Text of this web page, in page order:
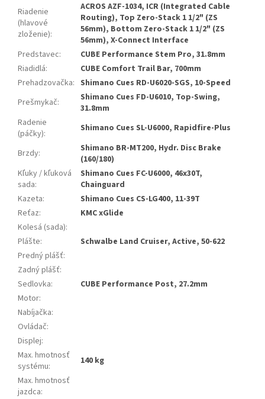
Riadenie
(hlavové
zloženie):
ACROS AZF-1034, ICR (Integrated Cable
Routing), Top Zero-Stack 1 1/2" (ZS
56mm), Bottom Zero-Stack 1 1/2" (ZS
56mm), X-Connect Interface
Predstavec:
CUBE Performance Stem Pro, 31.8mm
Riadidlá:
CUBE Comfort Trail Bar, 700mm
Prehadzovačka: Shimano Cues RD-U6020-SGS, 10-Speed
Prešmykač:
Shimano Cues FD-U6010, Top-Swing,
31.8mm
Radenie
(páčky): Shimano Cues SL-U6000, Rapidfire-Plus
Brzdy:
Shimano BR-MT200, Hydr. Disc Brake
(160/180)
Kľuky / kľuková
sada:
Shimano Cues FC-U6000, 46x30T,
Chainguard
Kazeta:
Shimano Cues CS-LG400, 11-39T
Reťaz:
KMC xGlide
Kolesá (sada):
Plášte:
Schwalbe Land Cruiser, Active, 50-622
Predný plášť:
Zadný plášť:
Sedlovka:
CUBE Performance Post, 27.2mm
Motor:
Nabíjačka:
Ovládač:
Displej:
Max. hmotnosť
systému:
140 kg
Max. hmotnosť
jazdca: